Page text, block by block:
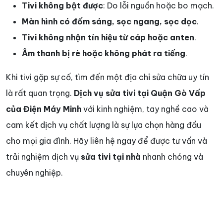
Tivi không bật được: Do lỗi nguồn hoặc bo mạch.
Màn hình có đốm sáng, sọc ngang, sọc dọc.
Tivi không nhận tín hiệu từ cáp hoặc anten.
Âm thanh bị rè hoặc không phát ra tiếng.
Khi tivi gặp sự cố, tìm đến một địa chỉ sửa chữa uy tín
là rất quan trọng. Dịch vụ sửa tivi tại Quận Gò Vấp
của Điện Máy Minh với kinh nghiệm, tay nghề cao và
cam kết dịch vụ chất lượng là sự lựa chọn hàng đầu
cho mọi gia đình. Hãy liên hệ ngay để được tư vấn và
trải nghiệm dịch vụ sửa tivi tại nhà nhanh chóng và
chuyên nghiệp.